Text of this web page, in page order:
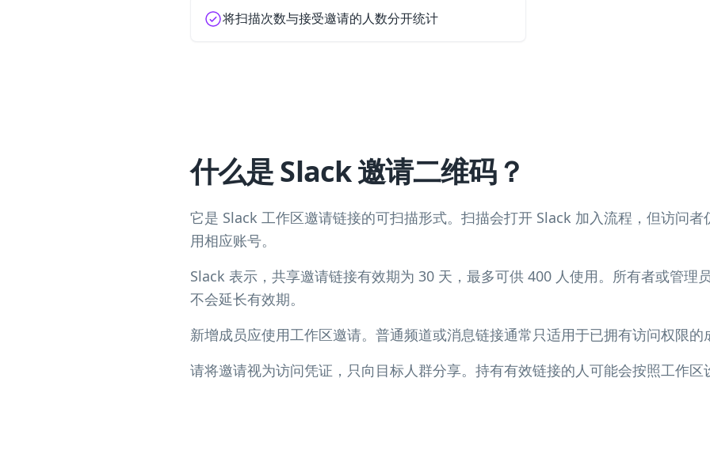
将扫描次数与接受邀请的人数分开统计
什么是 Slack 邀请二维码？
它是 Slack 工作区邀请链接的可扫描形式。扫描会打开 Slack 加入流程，但访问
用相应账号。
Slack 表示，共享邀请链接有效期为 30 天，最多可供 400 人使用。所有者或管理
不会延长有效期。
新增成员应使用工作区邀请。普通频道或消息链接通常只适用于已拥有访问权限的
请将邀请视为访问凭证，只向目标人群分享。持有有效链接的人可能会按照工作区